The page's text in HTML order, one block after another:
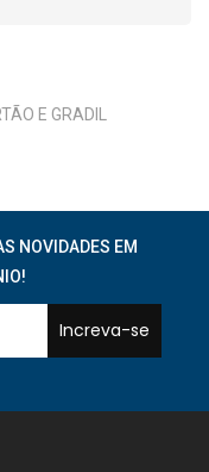
E GRADIL
NOVIDADES EM
Increva-se